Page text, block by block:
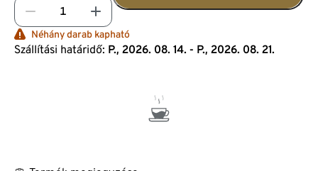
Néhány darab kapható
Szállítási határidő: P., 2026. 08. 14. - P., 2026. 08. 21.